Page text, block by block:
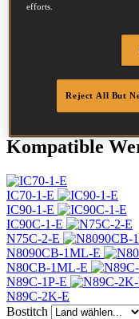
Kopf
Menge/Karton 9000
DOP-
Kompatible
IC70-1-E
IC90-1-E
IC90C-1-E
N75C-2-E
N8090CB-1ML-E
N80CB-1ML-E
N89C-1P-E
N89C-2K-E
Bostitch
efforts.
Reject All But